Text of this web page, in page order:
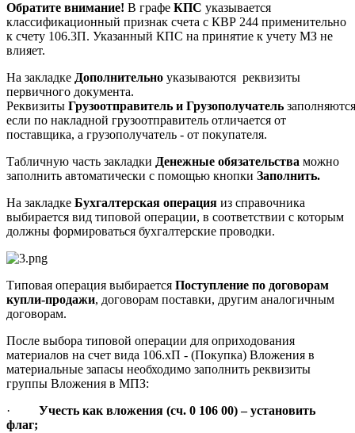
Обратите внимание! В графе КПС указывается
классификационный признак счета с КВР 244 применительно
к счету 106.3П. Указанный КПС на принятие к учету МЗ не
влияет.
На закладке Дополнительно указываются реквизиты
первичного документа.
Реквизиты Грузоотправитель и Грузополучатель
если по накладной грузоотправитель отличается от
поставщика, а грузополучатель - от покупателя.
Табличную часть закладки Денежные обязательства можно
заполнить автоматически с помощью кнопки Заполнить.
На закладке Бухгалтерская операция из справочника
выбирается вид типовой операции, в соответствии с которым
должны формироваться бухгалтерские проводки.
Типовая операция выбирается Поступление по договорам
купли-продажи, договорам поставки, другим аналогичным
договорам.
После выбора типовой операции для оприходования
материалов на счет вида 106.хП - (Покупка) Вложения в
материальные запасы необходимо заполнить реквизиты
группы Вложения в МПЗ:
·
Учесть как вложения (сч. 0 106 00) – установить
флаг;